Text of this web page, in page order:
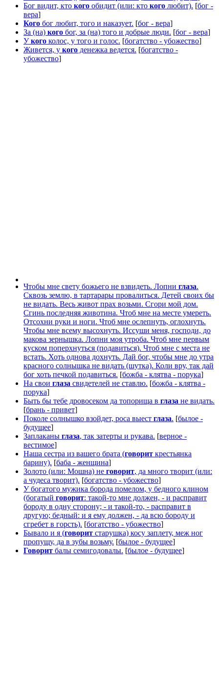
Бог видит, кто кого обидит (или: кто кого любит). [бог -
вера]
Кого бог любит, того и наказует. [бог - вера]
За (на) кого бог, за (на) того и добрые люди. [бог - вера]
Укого колос, у того и голос. [богатство - убожество]
Живется, у кого денежка ведется. [богатство -
убожество]
Чтобы мне свету божьего не взвидеть. Лопни глаза.
Сквозь землю, в тартарары провалиться. Детей своих бы
не видать. Весь живот прах возьми. Сгори мой дом.
Сгинь последняя животина. Чтоб мне на месте умереть.
Отсохни руки и ноги. Чтоб мне ослепнуть, оглохнуть.
Чтобы мне всему высохнуть. Иссуши меня, господи, до
макова зернышка. Лопни моя утроба. Чтоб мне первым
куском поперхнуться (подавиться). Чтоб мне с места не
встать. Хоть однова дохнуть. Дай бог, чтобы мне до утра
красного солнышка не видать (шутка). Коли вру, так дай
бог хоть печкой подавиться. [божба - клятва - порука]
На свои глаза свидетелей не ставлю. [божба - клятва -
порука]
Быть бы тебе дровосеком да топорища в глаза не видать.
[брань - привет]
Поколе солнышко взойдет, роса выест глаза. [былое -
будущее]
Заплаканы глаза, так затерты и рукава. [верное -
вестимое]
Наша сестра из вашего брата (говорит крестьянка
барину). [баба - женщина]
Золото (или: Мошна) не говорит, да много творит (или:
а чудеса творит). [богатство - убожество]
У богатого мужика борода помелом, у бедного клином
(богатый говорит: такой-то мне должен, - и расправит
бороду в одну сторону; - и такой-то, - расправит в
другую; бедный: и я ему должен, - да всю бороду и
сгребет в горсть). [богатство - убожество]
Бывало и я (говорит старушка) косу заплету, меж ног
пропущу, да в зубы возьму. [былое - будущее]
Говорит балы семигодовалы. [былое - будущее]